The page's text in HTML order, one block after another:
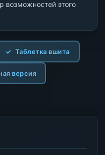
возможностей этого
Таблетка вшита
версия